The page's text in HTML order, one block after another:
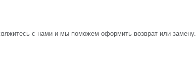
с нами и мы поможем оформить возврат или замену.